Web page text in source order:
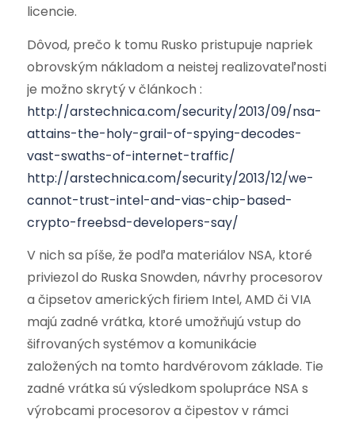
licencie.
Dôvod, prečo k tomu Rusko pristupuje napriek
obrovským nákladom a neistej realizovateľnosti
je možno skrytý v článkoch :
http://arstechnica.com/security/2013/09/nsa-
attains-the-holy-grail-of-spying-decodes-
vast-swaths-of-internet-traffic/
http://arstechnica.com/security/2013/12/we-
cannot-trust-intel-and-vias-chip-based-
crypto-freebsd-developers-say/
V nich sa píše, že podľa materiálov NSA, ktoré
priviezol do Ruska Snowden, návrhy procesorov
a čipsetov amerických firiem Intel, AMD či VIA
majú zadné vrátka, ktoré umožňujú vstup do
šifrovaných systémov a komunikácie
založených na tomto hardvérovom základe. Tie
zadné vrátka sú výsledkom spolupráce NSA s
výrobcami procesorov a čipestov v rámci